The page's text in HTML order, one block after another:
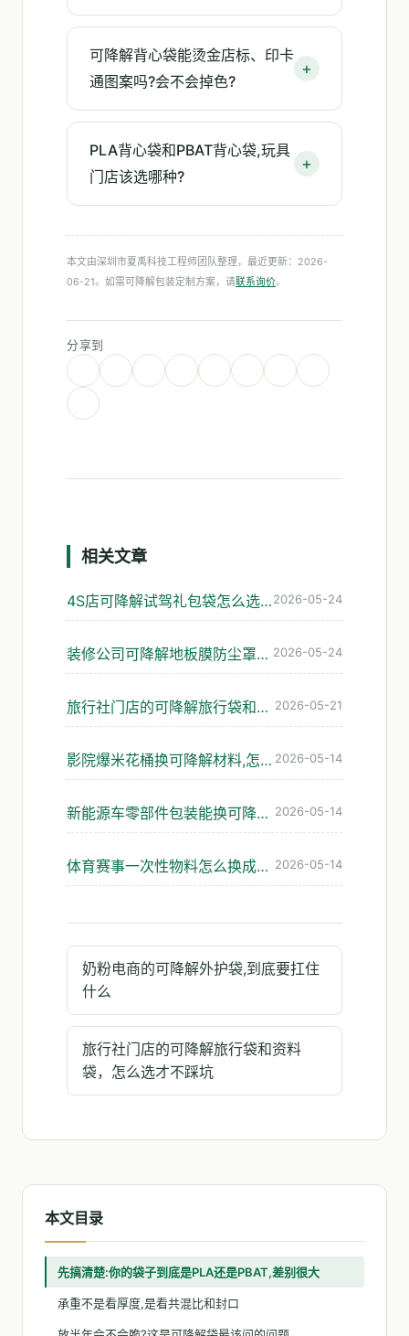
可降解背心袋能烫金店标、印卡
通图案吗?会不会掉色?
PLA背心袋和PBAT背心袋,玩具
门店该选哪种?
本文由深圳市夏禹科技工程师团队整理，最近更新：2026-
06-21。如需可降解包装定制方案，请联系询价。
分享到
相关文章
4S店可降解试驾礼包袋怎么选：座椅膜与手册袋实操2026-05-24
装修公司可降解地板膜防尘罩垃圾袋怎么选 2026-05-24
旅行社门店的可降解旅行袋和资料袋，怎么选才不踩坑 2026-05-21
影院爆米花桶换可降解材料,怎么选才不踩坑 2026-05-14
新能源车零部件包装能换可降解材料吗:实操避坑 2026-05-14
体育赛事一次性物料怎么换成可降解的不踩坑 2026-05-14
奶粉电商的可降解外护袋,到底要扛住
什么
旅行社门店的可降解旅行袋和资料
袋，怎么选才不踩坑
本文目录
先搞清楚:你的袋子到底是PLA还是PBAT,差别很大
承重不是看厚度,是看共混比和封口